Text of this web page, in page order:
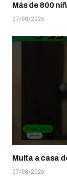
Más de 800
07/08/2026
Multa a casa
07/08/2026